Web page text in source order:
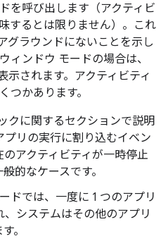
を呼び出します（アクティビ
するとは限りません）。これ
グラウンドにないことを示し
ィンドウ モードの場合は、
示されます。アクティビティ
つかあります。
クに関するセクションで説明
プリの実行に割り込むイベン
のアクティビティが一時停止
的なケースです。
ドでは、一度に 1 つのアプリ
システムはその他のアプリ
。